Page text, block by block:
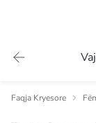
Faqja Kryesore